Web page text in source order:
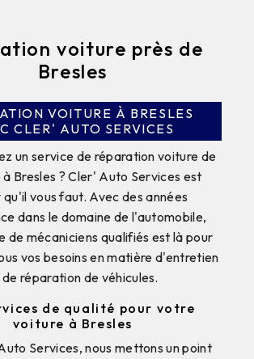
voiture près de
Bresles
VOITURE À BRESLES
CLER' AUTO SERVICES
un service de réparation voiture de
Bresles ? Cler' Auto Services est
vous faut. Avec des années
dans le domaine de l'automobile,
de mécaniciens qualifiés est là pour
vos besoins en matière d'entretien
réparation de véhicules.
de qualité pour votre
voiture à Bresles
Services, nous mettons un point